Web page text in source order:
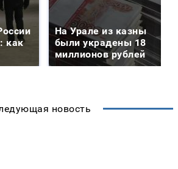
как
На Урале из казны
были украдены 18
миллионов рублей
новость